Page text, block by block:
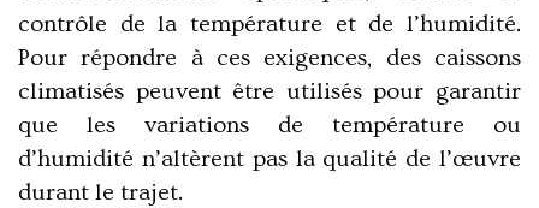
contrôle de la température et de l’humidité.
Pour répondre à ces exigences, des caissons
climatisés peuvent être utilisés pour garantir
que les variations de température ou
d’humidité n’altèrent pas la qualité de l’œuvre
durant le trajet.